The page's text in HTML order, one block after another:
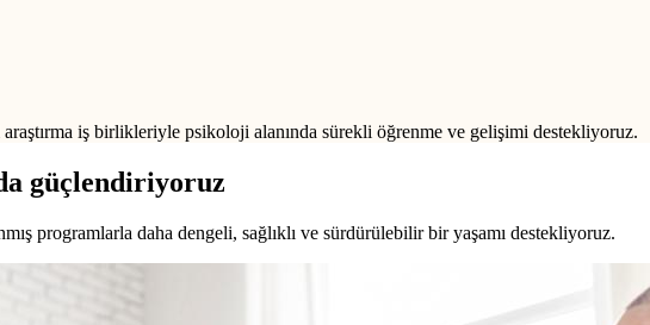
iş birlikleriyle psikoloji alanında sürekli öğrenme ve gelişimi destekliyoruz.
güçlendiriyoruz
programlarla daha dengeli, sağlıklı ve sürdürülebilir bir yaşamı destekliyoruz.